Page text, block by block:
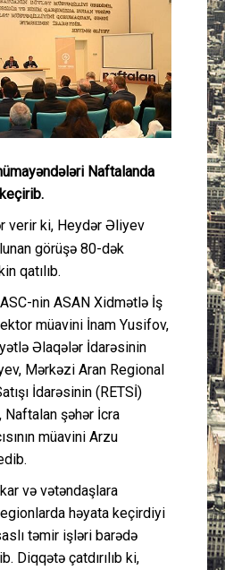
Mədəniyyət
Müsahibə
İdman
Cəmiyyət
Əlaqə
Naftalanda
verir ki, Heydər Əliyev
görüşə 80-dək
qatılıb.
nin ASAN Xidmətlə İş
müavini İnam Yusifov,
Əlaqələr İdarəsinin
Mərkəzi Aran Regional
İdarəsinin (RETSİ)
şəhər İcra
müavini Arzu
və vətəndaşlara
həyata keçirdiyi
təmir işləri barədə
Diqqətə çatdırılıb ki,